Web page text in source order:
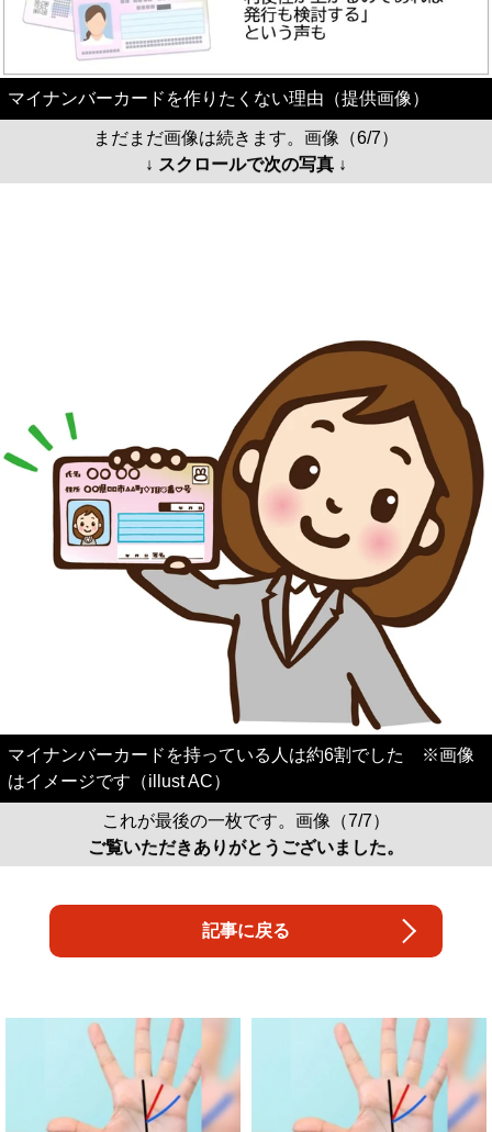
マイナンバーカードを作りたくない理由（提供画像）
まだまだ画像は続きます。画像（6/7）
↓ スクロールで次の写真 ↓
マイナンバーカードを持っている人は約6割でした ※画像
はイメージです（illust AC）
これが最後の一枚です。画像（7/7）
ご覧いただきありがとうございました。
記事に戻る